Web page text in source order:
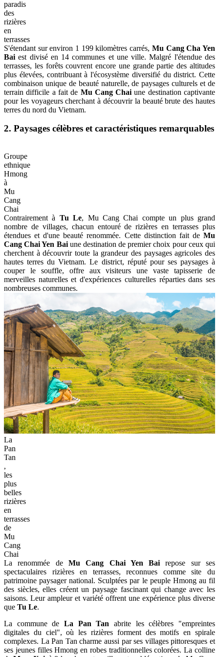
Mu
Cang
Chai
Le
rizières
en
terrasses
S'étendant sur environ 1 199 kilomètres carrés,
Bai
terrasses, les forêts couvrent encore une grande partie des altitudes
plus élevées, contribuant à l'écosystème diversifié du district. Cette
combinaison unique de beauté naturelle, de paysages culturels et de
terrain difficile a fait deMu Cang Chai une destination captivante
pour les voyageurs cherchant à découvrir la beauté brute des hautes
terres du nord du Vietnam.
2. Paysages célèbres et caractéristiques remarquables
Groupe
ethnique
Hmong
à
Mu
Cang
Chai
Contrairement à
nombre de villages, chacun entouré de rizières en terrasses plus
étendues et d'une beauté renommée. Cette distinction fait de
Cang Chai Yen Bai
cherchent à découvrir toute la grandeur des paysages agricoles des
hautes terres du Vietnam. Le district, réputé pour ses paysages à
couper le souffle, offre aux visiteurs une vaste tapisserie de
merveilles naturelles et d'expériences culturelles réparties dans ses
nombreuses communes.